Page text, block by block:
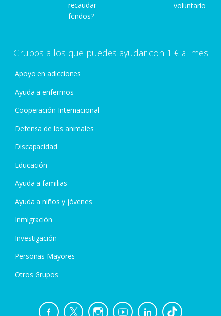
recaudar
fondos?
voluntario
Grupos a los que puedes ayudar con 1 € al mes
Apoyo en adicciones
Ayuda a enfermos
Cooperación Internacional
Defensa de los animales
Discapacidad
Educación
Ayuda a familias
Ayuda a niños y jóvenes
Inmigración
Investigación
Personas Mayores
Otros Grupos